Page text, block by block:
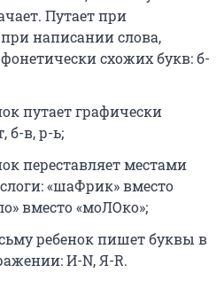
Путает при
написании слова,
схожих букв: б-
путает графически
б-в, р-ь;
переставляет местами
«шаФрик» вместо
вместо «моЛОко»;
ребенок пишет буквы в
И-N, Я-R.